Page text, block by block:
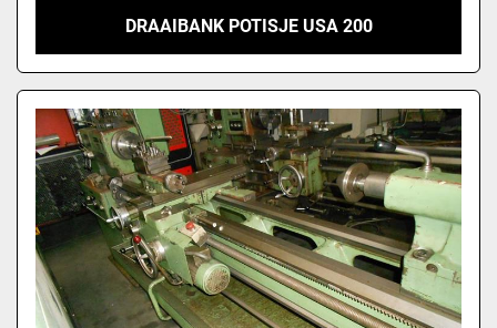
DRAAIBANK POTISJE USA 200